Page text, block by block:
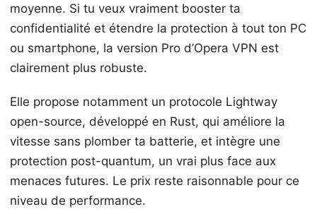
moyenne. Si tu veux vraiment booster ta
confidentialité et étendre la protection à tout ton PC
ou smartphone, la version Pro d’Opera VPN est
clairement plus robuste.
Elle propose notamment un protocole Lightway
open-source, développé en Rust, qui améliore la
vitesse sans plomber ta batterie, et intègre une
protection post-quantum, un vrai plus face aux
menaces futures. Le prix reste raisonnable pour ce
niveau de performance.